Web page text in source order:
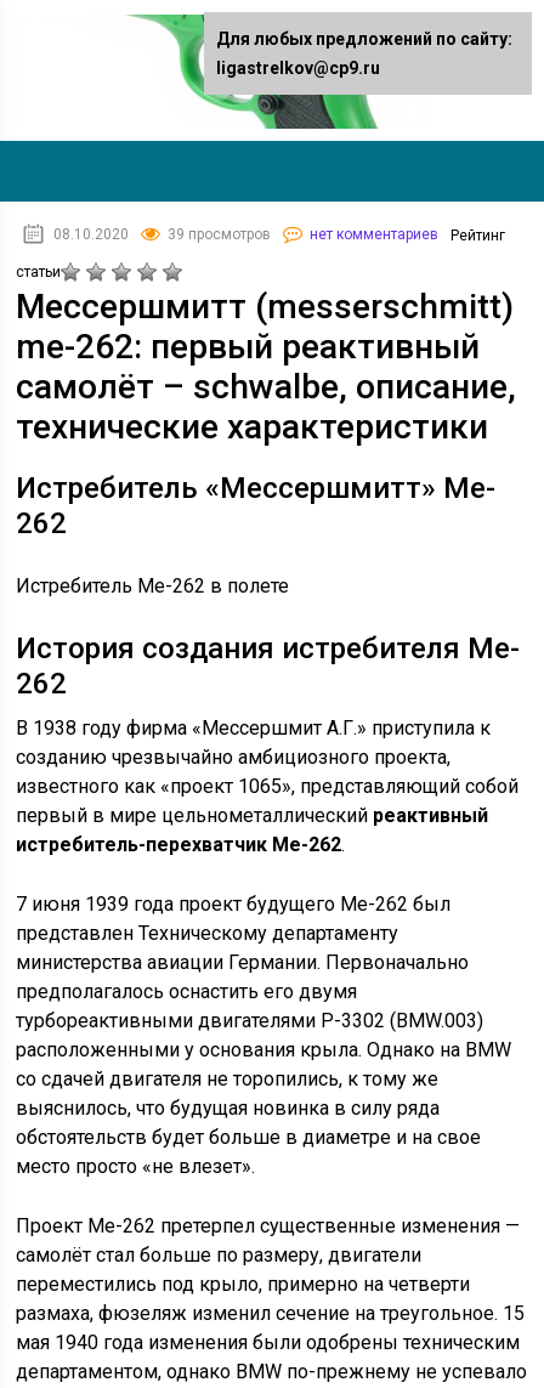
08.10.2020 39 просмотров нет комментариев Рейтинг
статьи
Мессершмитт (messerschmitt)
me-262: первый реактивный
самолёт – schwalbe, описание,
технические характеристики
Истребитель «Мессершмитт» Me-
262
Истребитель Me-262 в полете
История создания истребителя Me-
262
В 1938 году фирма «Мессершмит А.Г.» приступила к
созданию чрезвычайно амбициозного проекта,
известного как «проект 1065», представляющий собой
первый в мире цельнометаллический реактивный
истребитель-перехватчик Me-262.
7 июня 1939 года проект будущего Me-262 был
представлен Техническому департаменту
министерства авиации Германии. Первоначально
предполагалось оснастить его двумя
турбореактивными двигателями P-3302 (BMW.003)
расположенными у основания крыла. Однако на BMW
со сдачей двигателя не торопились, к тому же
выяснилось, что будущая новинка в силу ряда
обстоятельств будет больше в диаметре и на свое
место просто «не влезет».
Проект Me-262 претерпел существенные изменения —
самолёт стал больше по размеру, двигатели
переместились под крыло, примерно на четверти
размаха, фюзеляж изменил сечение на треугольное. 15
мая 1940 года изменения были одобрены техническим
департаментом, однако BMW по-прежнему не успевало
Для любых предложений по сайту:
ligastrelkov@cp9.ru